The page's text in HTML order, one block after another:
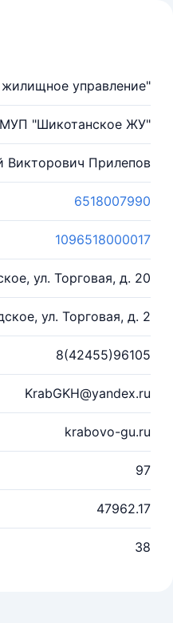
управление"
МУП "Шикотанское ЖУ"
Викторович Прилепов
6518007990
1096518000017
ул. Торговая, д. 20
ул. Торговая, д. 2
8(42455)96105
KrabGKH@yandex.ru
krabovo-gu.ru
97
47962.17
38